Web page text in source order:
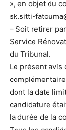
», en objet du
sk.sitti-
– Soit retirer
Service
du Tribunal.
Le présent avis
dont la date
candidature
la durée de la